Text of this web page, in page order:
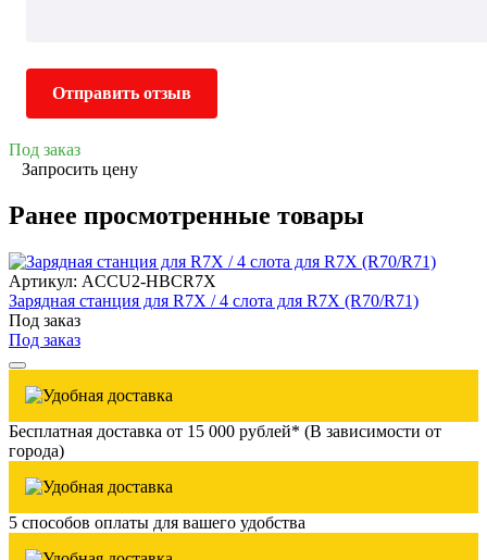
Отправить отзыв
Под заказ
Запросить цену
Ранее просмотренные товары
Артикул: ACCU2-HBCR7X
Зарядная станция для R7X / 4 слота для R7X (R70/R71)
Под заказ
Под заказ
Бесплатная доставка от 15 000 рублей* (В зависимости от
города)
5 способов оплаты для вашего удобства